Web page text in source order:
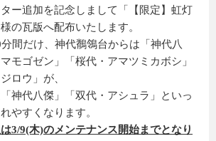
ー追加を記念しまして「【限定】虹灯
の瓦版へ配布いたします。
間だけ、神代鶺鴒台からは「神代八
モゴゼン」「桜代・アマツミカボシ」
ロウ」が、
神代八傑」「双代・アシュラ」といっ
やすくなります。
3/9(木)のメンテナンス開始までとなり